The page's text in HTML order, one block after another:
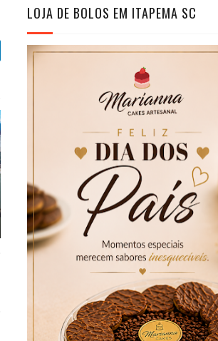
LOJA DE BOLOS EM ITAPEMA SC